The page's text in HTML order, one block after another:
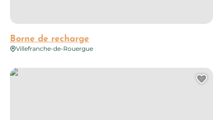
Borne de recharge
Villefranche-de-Rouergue
Borne de recharge